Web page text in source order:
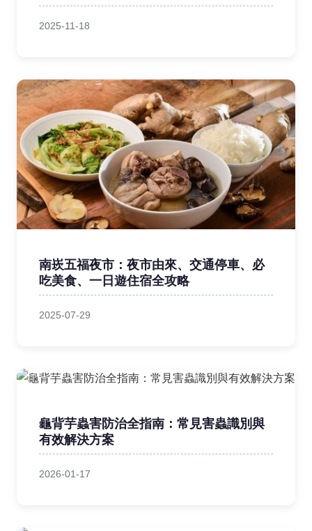
2025-11-18
南崁五福夜市：夜市由來、交通停車、必
吃美食、一日遊住宿全攻略
2025-07-29
龜背芋蟲害防治全指南：常見害蟲識別與
有效解決方案
2026-01-17